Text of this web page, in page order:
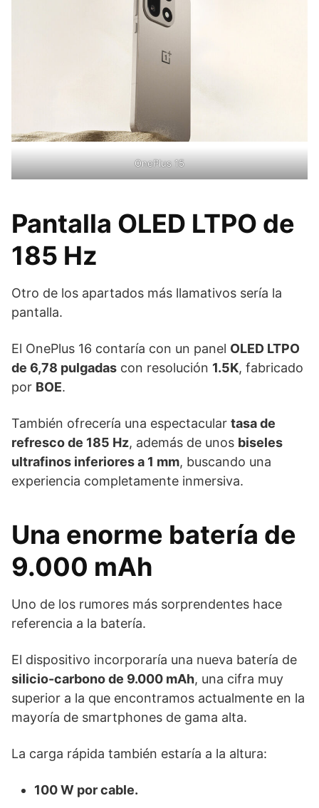
OnePlus 15
Pantalla OLED LTPO de
185 Hz
Otro de los apartados más llamativos sería la
pantalla.
El OnePlus 16 contaría con un panel OLED LTPO
de 6,78 pulgadas con resolución 1.5K, fabricado
por BOE.
También ofrecería una espectacular tasa de
refresco de 185 Hz, además de unos biseles
ultrafinos inferiores a 1 mm, buscando una
experiencia completamente inmersiva.
Una enorme batería de
9.000 mAh
Uno de los rumores más sorprendentes hace
referencia a la batería.
El dispositivo incorporaría una nueva batería de
silicio-carbono de 9.000 mAh, una cifra muy
superior a la que encontramos actualmente en la
mayoría de smartphones de gama alta.
La carga rápida también estaría a la altura:
100 W por cable.